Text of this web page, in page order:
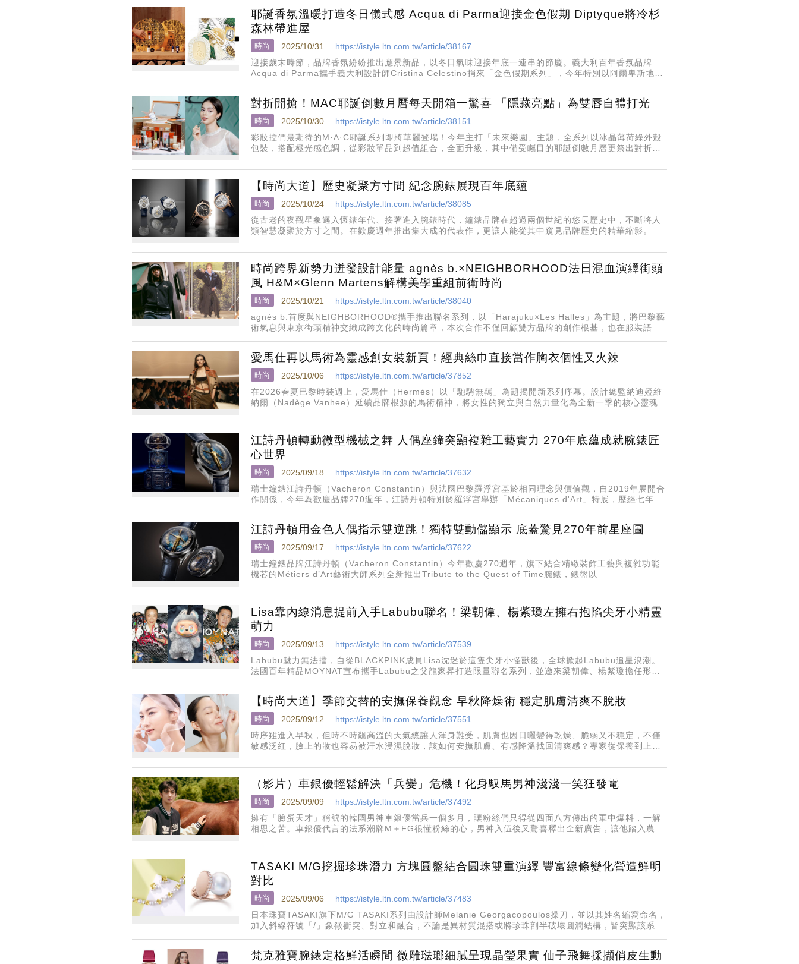
耶誕香氛溫暖打造冬日儀式感 Acqua di Parma迎接金色假期 Diptyque將冷杉
森林帶進屋
時尚 2025/10/31
https://istyle.ltn.com.tw/article/38167
迎接歲末時節，品牌香氛紛紛推出應景新品，以冬日氣味迎接年底一連串的節慶。義大利百年香氛品牌
Acqua di Parma攜手義大利設計師Cristina Celestino捎來「金色假期系列」，今年特別以阿爾卑斯地區
對折開搶！MAC耶誕倒數月曆每天開箱一驚喜 「隱藏亮點」為雙唇自體打光
時尚 2025/10/30
https://istyle.ltn.com.tw/article/38151
彩妝控們最期待的M·A·C耶誕系列即將華麗登場！今年主打「未來樂園」主題，全系列以冰晶薄荷綠外殼
包裝，搭配極光感色調，從彩妝單品到超值組合，全面升級，其中備受矚目的耶誕倒數月曆更祭出對折優
【時尚大道】歷史凝聚方寸間 紀念腕錶展現百年底蘊
時尚 2025/10/24
https://istyle.ltn.com.tw/article/38085
從古老的夜觀星象邁入懷錶年代、接著進入腕錶時代，鐘錶品牌在超過兩個世紀的悠長歷史中，不斷將人
類智慧凝聚於方寸之間。在歡慶週年推出集大成的代表作，更讓人能從其中窺見品牌歷史的精華縮影。
時尚跨界新勢力迸發設計能量 agnès b.×NEIGHBORHOOD法日混血演繹街頭
風 H&M×Glenn Martens解構美學重組前衛時尚
時尚 2025/10/21
https://istyle.ltn.com.tw/article/38040
agnès b.首度與NEIGHBORHOOD®攜手推出聯名系列，以「Harajuku×Les Halles」為主題，將巴黎藝
術氣息與東京街頭精神交織成跨文化的時尚篇章，本次合作不僅回顧雙方品牌的創作根基，也在服裝語言
愛馬仕再以馬術為靈感創女裝新頁！經典絲巾直接當作胸衣個性又火辣
時尚 2025/10/06
https://istyle.ltn.com.tw/article/37852
在2026春夏巴黎時裝週上，愛馬仕（Hermès）以「馳騁無羈」為題揭開新系列序幕。設計總監納迪婭維
納爾（Nadège Vanhee）延續品牌根源的馬術精神，將女性的獨立與自然力量化為全新一季的核心靈魂，
江詩丹頓轉動微型機械之舞 人偶座鐘突顯複雜工藝實力 270年底蘊成就腕錶匠
心世界
時尚 2025/09/18
https://istyle.ltn.com.tw/article/37632
瑞士鐘錶江詩丹頓（Vacheron Constantin）與法國巴黎羅浮宮基於相同理念與價值觀，自2019年展開合
作關係，今年為歡慶品牌270週年，江詩丹頓特別於羅浮宮舉辦「Mécaniques d'Art」特展，歷經七年研
江詩丹頓用金色人偶指示雙逆跳！獨特雙動儲顯示 底蓋驚見270年前星座圖
時尚 2025/09/17
https://istyle.ltn.com.tw/article/37622
瑞士鐘錶品牌江詩丹頓（Vacheron Constantin）今年歡慶270週年，旗下結合精緻裝飾工藝與複雜功能
機芯的Métiers d’Art藝術大師系列全新推出Tribute to the Quest of Time腕錶，錶盤以
Lisa靠內線消息提前入手Labubu聯名！梁朝偉、楊紫瓊左擁右抱陷尖牙小精靈
萌力
時尚 2025/09/13
https://istyle.ltn.com.tw/article/37539
Labubu魅力無法擋，自從BLACKPINK成員Lisa沈迷於這隻尖牙小怪獸後，全球掀起Labubu追星浪潮。
法國百年精品MOYNAT宣布攜手Labubu之父龍家昇打造限量聯名系列，並邀來梁朝偉、楊紫瓊擔任形象
【時尚大道】季節交替的安撫保養觀念 早秋降燥術 穩定肌膚清爽不脫妝
時尚 2025/09/12
https://istyle.ltn.com.tw/article/37551
時序雖進入早秋，但時不時飆高溫的天氣總讓人渾身難受，肌膚也因日曬變得乾燥、脆弱又不穩定，不僅
敏感泛紅，臉上的妝也容易被汗水浸濕脫妝，該如何安撫肌膚、有感降溫找回清爽感？專家從保養到上妝
（影片）車銀優輕鬆解決「兵變」危機！化身馭馬男神淺淺一笑狂發電
時尚 2025/09/09
https://istyle.ltn.com.tw/article/37492
擁有「臉蛋天才」稱號的韓國男神車銀優當兵一個多月，讓粉絲們只得從四面八方傳出的軍中爆料，一解
相思之苦。車銀優代言的法系潮牌M＋FG很懂粉絲的心，男神入伍後又驚喜釋出全新廣告，讓他踏入農場
TASAKI M/G挖掘珍珠潛力 方塊圓盤結合圓珠雙重演繹 豐富線條變化營造鮮明
對比
時尚 2025/09/06
https://istyle.ltn.com.tw/article/37483
日本珠寶TASAKI旗下M/G TASAKI系列由設計師Melanie Georgacopoulos操刀，並以其姓名縮寫命名，
加入斜線符號「/」象徵衝突、對立和融合，不論是異材質混搭或將珍珠剖半破壞圓潤結構，皆突顯該系列
梵克雅寶腕錶定格鮮活瞬間 微雕琺瑯細膩呈現晶瑩果實 仙子飛舞採擷俏皮生動